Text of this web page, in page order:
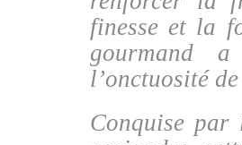
finesse et la
gourmand
l’onctuosité
Conquise par